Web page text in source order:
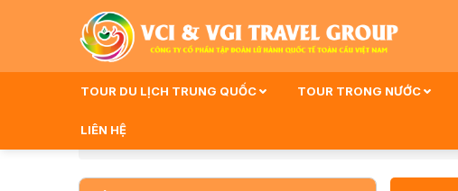
TOUR DU LỊCH TRUNG QUỐC TOUR TRONG NƯỚC
LIÊN HỆ
Trang Chủ